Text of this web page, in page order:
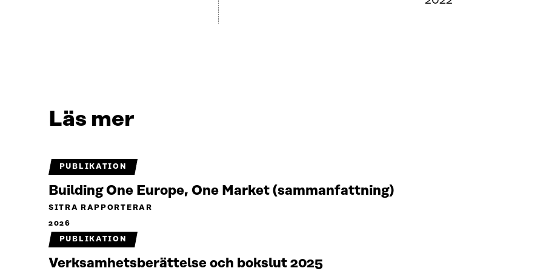
Läs mer
PUBLIKATION
Building One Europe, One Market (sammanfattning)
SITRA RAPPORTERAR
2026
PUBLIKATION
Verksamhetsberättelse och bokslut 2025